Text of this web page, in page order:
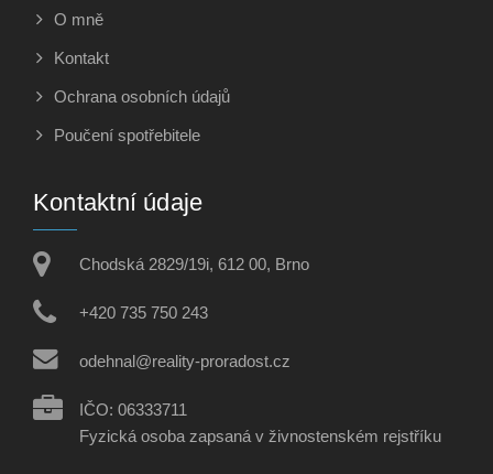
O mně
Kontakt
Ochrana osobních údajů
Poučení spotřebitele
Kontaktní údaje
Chodská 2829/19i, 612 00, Brno
+420 735 750 243
odehnal@reality-proradost.cz
IČO: 06333711
Fyzická osoba zapsaná v živnostenském rejstříku